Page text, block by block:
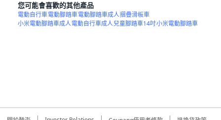
您可能會喜歡的其他產品
電動自行車電動腳踏車電動腳踏車成人摺疊滑板車
小米電動腳踏車成人電動自行車成人兒童腳踏車14吋小米電動腳踏車